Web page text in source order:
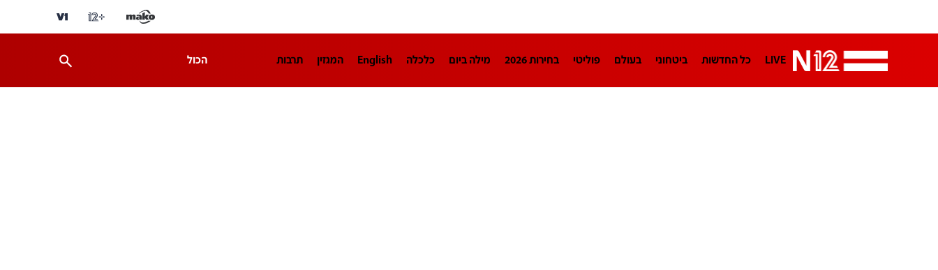
LIVE כל החדשות ביטחוני בעולם פוליטי בחירות 2026 מילה ביום כלכלה English המגזין תרבות הכול